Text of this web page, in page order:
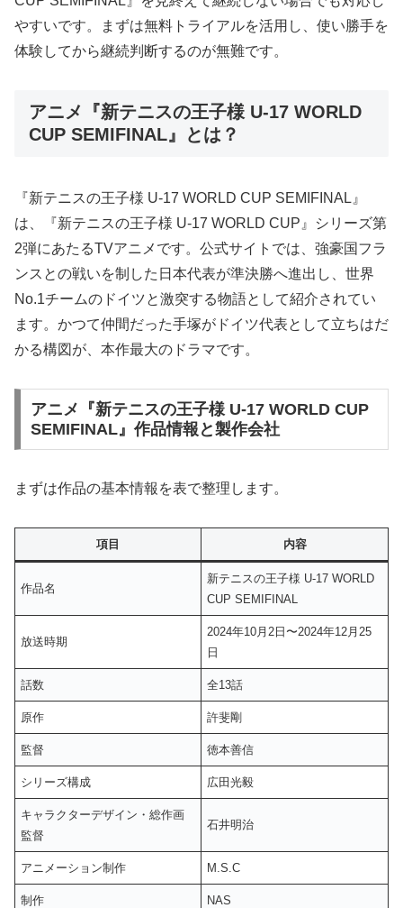
やすいです。まずは無料トライアルを活用し、使い勝手を
体験してから継続判断するのが無難です。
アニメ『新テニスの王子様 U-17 WORLD
CUP SEMIFINAL』とは？
『新テニスの王子様 U-17 WORLD CUP SEMIFINAL』
は、『新テニスの王子様 U-17 WORLD CUP』シリーズ第
2弾にあたるTVアニメです。公式サイトでは、強豪国フラ
ンスとの戦いを制した日本代表が準決勝へ進出し、世界
No.1チームのドイツと激突する物語として紹介されてい
ます。かつて仲間だった手塚がドイツ代表として立ちはだ
かる構図が、本作最大のドラマです。
アニメ『新テニスの王子様 U-17 WORLD CUP
SEMIFINAL』作品情報と製作会社
まずは作品の基本情報を表で整理します。
項目 内容
作品名
新テニスの王子様 U-17 WORLD
CUP SEMIFINAL
放送時期
2024年10月2日〜2024年12月25
日
話数 全13話
原作 許斐剛
監督 徳本善信
シリーズ構成 広田光毅
キャラクターデザイン・総作画
監督
石井明治
アニメーション制作 M.S.C
制作 NAS